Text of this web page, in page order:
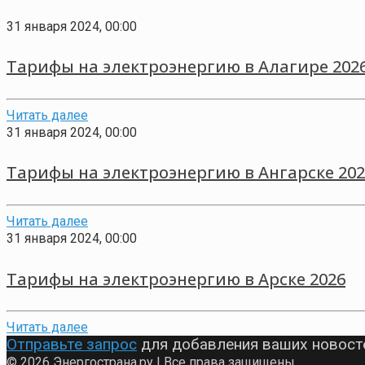
31 января 2024, 00:00
Тарифы на электроэнергию в Алагире
Читать далее
31 января 2024, 00:00
Тарифы на электроэнергию в Ангарске
Читать далее
31 января 2024, 00:00
Тарифы на электроэнергию в Арске 2026
Читать далее
Отправьте запрос для добавления ваших